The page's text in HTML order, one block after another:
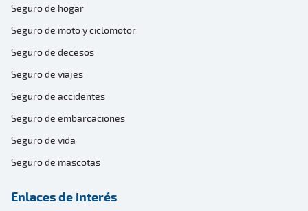
Seguro de hogar
Seguro de moto y ciclomotor
Seguro de decesos
Seguro de viajes
Seguro de accidentes
Seguro de embarcaciones
Seguro de vida
Seguro de mascotas
Enlaces de interés